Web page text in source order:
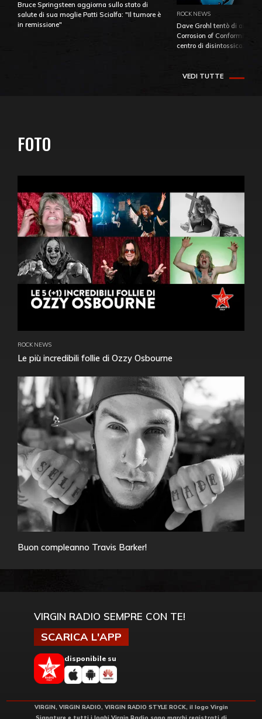
Bruce Springsteen aggiorna sullo stato di
salute di sua moglie Patti Scialfa: "Il tumore è
in remissione"
ROCK NEWS
Dave Grohl tentò di
Corrosion of Conformity
centro di
VEDI TUTTE
FOTO
ROCK NEWS
Le più incredibili follie di Ozzy Osbourne
Buon compleanno Travis Barker!
VIRGIN RADIO SEMPRE CON TE!
SCARICA L'APP
disponibile su
VIRGIN, VIRGIN RADIO, VIRGIN RADIO STYLE ROCK, il logo Virgin
Signature e tutti i loghi Virgin Radio sono marchi registrati di